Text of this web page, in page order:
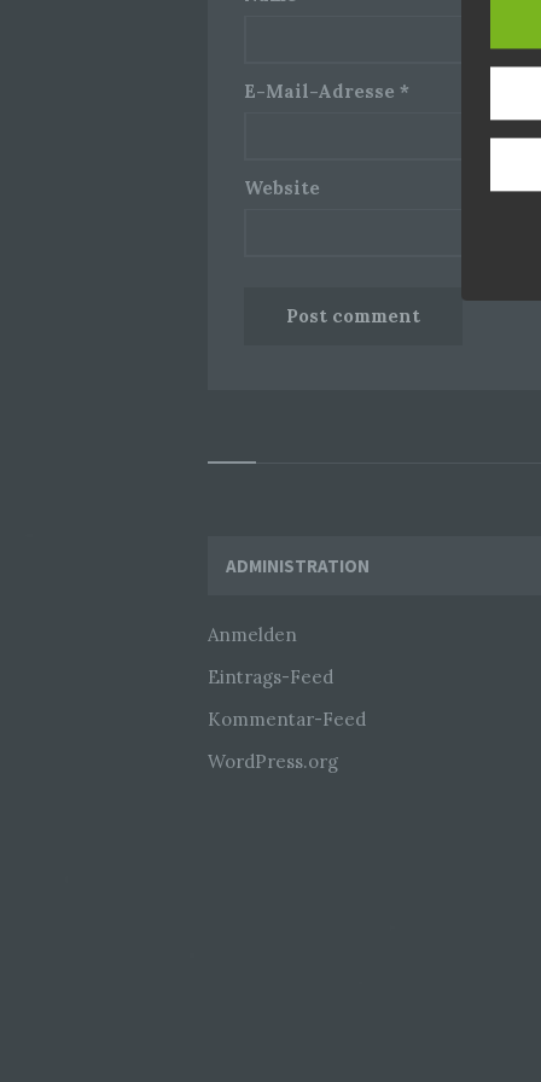
E-Mail-Adresse *
Website
Widgets
ADMINISTRATION
Anmelden
Eintrags-Feed
Kommentar-Feed
WordPress.org